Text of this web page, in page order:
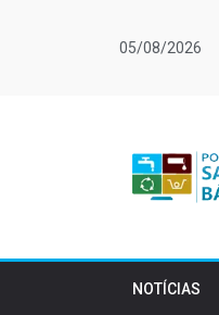
05/08/2026
NOTÍCIAS